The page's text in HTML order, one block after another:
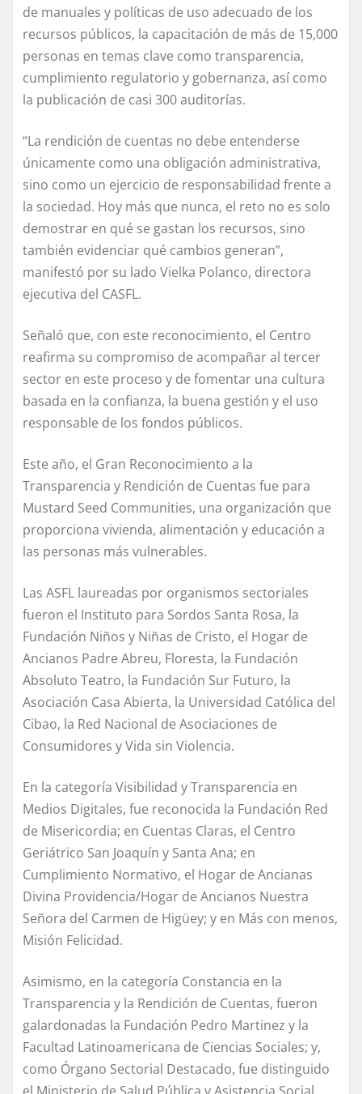
de manuales y políticas de uso adecuado de los
recursos públicos, la capacitación de más de 15,000
personas en temas clave como transparencia,
cumplimiento regulatorio y gobernanza, así como
la publicación de casi 300 auditorías.
“La rendición de cuentas no debe entenderse
únicamente como una obligación administrativa,
sino como un ejercicio de responsabilidad frente a
la sociedad. Hoy más que nunca, el reto no es solo
demostrar en qué se gastan los recursos, sino
también evidenciar qué cambios generan”,
manifestó por su lado Vielka Polanco, directora
ejecutiva del CASFL.
Señaló que, con este reconocimiento, el Centro
reafirma su compromiso de acompañar al tercer
sector en este proceso y de fomentar una cultura
basada en la confianza, la buena gestión y el uso
responsable de los fondos públicos.
Este año, el Gran Reconocimiento a la
Transparencia y Rendición de Cuentas fue para
Mustard Seed Communities, una organización que
proporciona vivienda, alimentación y educación a
las personas más vulnerables.
Las ASFL laureadas por organismos sectoriales
fueron el Instituto para Sordos Santa Rosa, la
Fundación Niños y Niñas de Cristo, el Hogar de
Ancianos Padre Abreu, Floresta, la Fundación
Absoluto Teatro, la Fundación Sur Futuro, la
Asociación Casa Abierta, la Universidad Católica del
Cibao, la Red Nacional de Asociaciones de
Consumidores y Vida sin Violencia.
En la categoría Visibilidad y Transparencia en
Medios Digitales, fue reconocida la Fundación Red
de Misericordia; en Cuentas Claras, el Centro
Geriátrico San Joaquín y Santa Ana; en
Cumplimiento Normativo, el Hogar de Ancianas
Divina Providencia/Hogar de Ancianos Nuestra
Señora del Carmen de Higüey; y en Más con menos,
Misión Felicidad.
Asimismo, en la categoría Constancia en la
Transparencia y la Rendición de Cuentas, fueron
galardonadas la Fundación Pedro Martinez y la
Facultad Latinoamericana de Ciencias Sociales; y,
como Órgano Sectorial Destacado, fue distinguido